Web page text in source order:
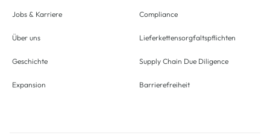
Jobs & Karriere
Über uns
Geschichte
Expansion
Compliance
Lieferkettensorgfaltspflichten
Supply Chain Due Diligence
Barrierefreiheit